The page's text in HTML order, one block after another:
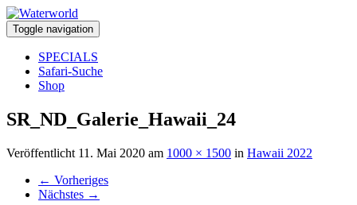
Toggle navigation
SPECIALS
Safari-Suche
Shop
SR_ND_Galerie_Hawaii_24
Veröffentlicht 11. Mai 2020 am 1000 × 1500 in Hawaii 2022
← Vorheriges
Nächstes →